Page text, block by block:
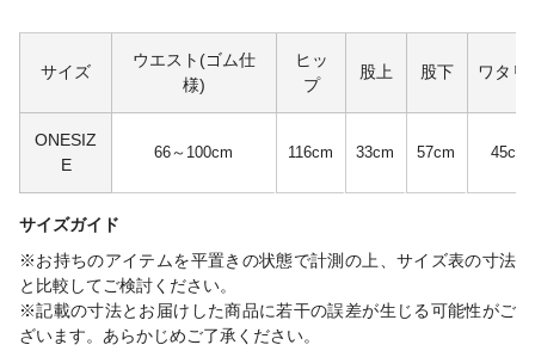
サイズ
ウエスト(ゴム仕
様)
ヒッ
プ
股上 股下 ワタリ
ONESIZ
E
66～100cm 116cm 33cm 57cm 45cm
サイズガイド
※お持ちのアイテムを平置きの状態で計測の上、サイズ表の寸法
と比較してご検討ください。
※記載の寸法とお届けした商品に若干の誤差が生じる可能性がご
ざいます。あらかじめご了承ください。